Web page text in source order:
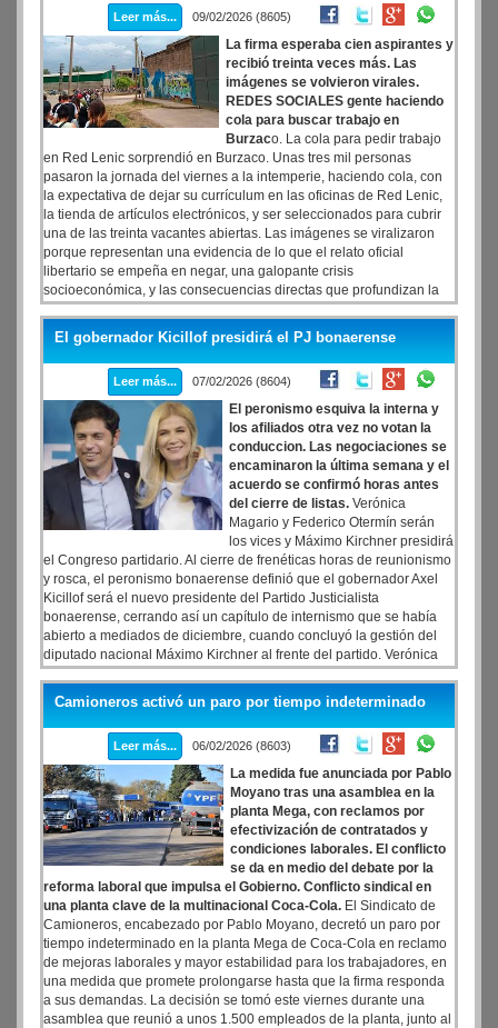
Leer más... 09/02/2026 (8605)
La firma esperaba cien aspirantes y
recibió treinta veces más. Las
imágenes se volvieron virales.
REDES SOCIALES gente haciendo
cola para buscar trabajo en
Burzaco. La cola para pedir trabajo
en Red Lenic sorprendió en Burzaco. Unas tres mil personas
pasaron la jornada del viernes a la intemperie, haciendo cola, con
la expectativa de dejar su currículum en las oficinas de Red Lenic,
la tienda de artículos electrónicos, y ser seleccionados para cubrir
una de las treinta vacantes abiertas. Las imágenes se viralizaron
porque representan una evidencia de lo que el relato oficial
libertario se empeña en negar, una galopante crisis
socioeconómica, y las consecuencias directas que profundizan la
recesión y el desempleo.
El gobernador Kicillof presidirá el PJ bonaerense
Leer más... 07/02/2026 (8604)
El peronismo esquiva la interna y
los afiliados otra vez no votan la
conduccion. Las negociaciones se
encaminaron la última semana y el
acuerdo se confirmó horas antes
del cierre de listas. Verónica
Magario y Federico Otermín serán
los vices y Máximo Kirchner presidirá
el Congreso partidario. Al cierre de frenéticas horas de reunionismo
y rosca, el peronismo bonaerense definió que el gobernador Axel
Kicillof será el nuevo presidente del Partido Justicialista
bonaerense, cerrando así un capítulo de internismo que se había
abierto a mediados de diciembre, cuando concluyó la gestión del
diputado nacional Máximo Kirchner al frente del partido. Verónica
Magario como vicepresidenta primera, a Federico Otermín como
vicepresidente segundo y a Mariano Cascallares como secretario
general. Máximo Kirchner presidirá el Congreso partidario y
Leonardo Nardini la junta Electoral.
Camioneros activó un paro por tiempo indeterminado
Leer más... 06/02/2026 (8603)
La medida fue anunciada por Pablo
Moyano tras una asamblea en la
planta Mega, con reclamos por
efectivización de contratados y
condiciones laborales. El conflicto
se da en medio del debate por la
reforma laboral que impulsa el Gobierno. Conflicto sindical en
una planta clave de la multinacional Coca-Cola. El Sindicato de
Camioneros, encabezado por Pablo Moyano, decretó un paro por
tiempo indeterminado en la planta Mega de Coca-Cola en reclamo
de mejoras laborales y mayor estabilidad para los trabajadores, en
una medida que promete prolongarse hasta que la firma responda
a sus demandas. La decisión se tomó este viernes durante una
asamblea que reunió a unos 1.500 empleados de la planta, junto al